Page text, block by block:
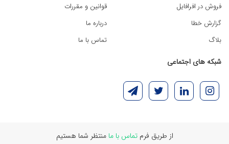
فروش در افرافایل
گزارش خطا
بلاگ
قوانین و مقررات
درباره ما
تماس با ما
شبکه های اجتماعی
از طریق فرمتماس با ما منتظر شما هستیم